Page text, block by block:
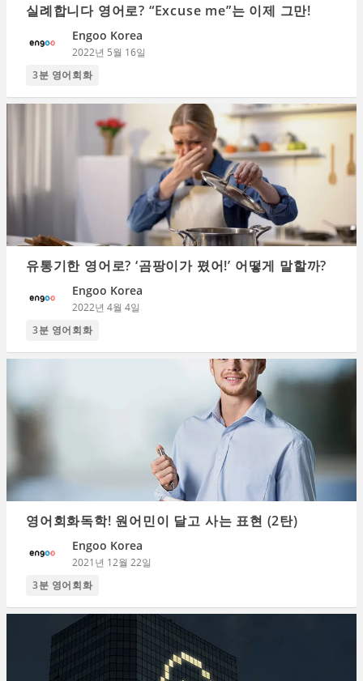
실례합니다 영어로? “Excuse me”는 이제 그만!
Engoo Korea
2022년 5월 16일
3분 영어회화
유통기한 영어로? ‘곰팡이가 폈어!’ 어떻게 말할까?
Engoo Korea
2022년 4월 4일
3분 영어회화
영어회화독학! 원어민이 달고 사는 표현 (2탄)
Engoo Korea
2021년 12월 22일
3분 영어회화